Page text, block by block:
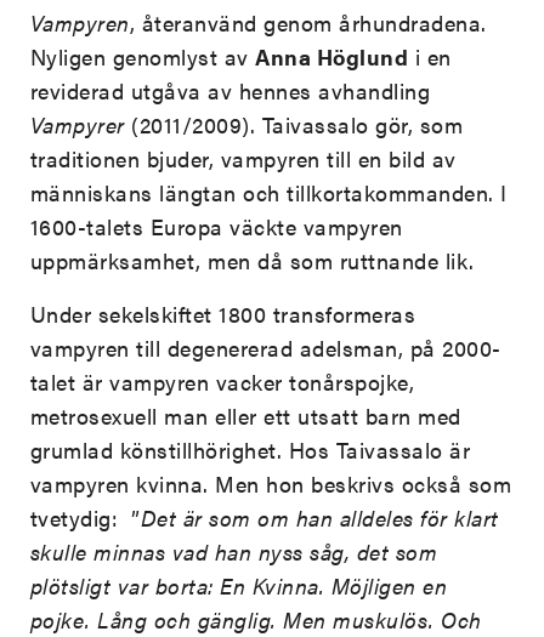
Vampyren, återanvänd genom århundradena.
Nyligen genomlyst avAnna Höglund i en
reviderad utgåva av hennes avhandling
Vampyrer (2011/2009). Taivassalo gör, som
traditionen bjuder, vampyren till en bild av
människans längtan och tillkortakommanden. I
1600-talets Europa väckte vampyren
uppmärksamhet, men då som ruttnande lik.
Under sekelskiftet 1800 transformeras
vampyren till degenererad adelsman, på 2000-
talet är vampyren vacker tonårspojke,
metrosexuell man eller ett utsatt barn med
grumlad könstillhörighet. Hos Taivassalo är
vampyren kvinna. Men hon beskrivs också som
tvetydig: ”Det är som om han alldeles för klart
skulle minnas vad han nyss såg, det som
plötsligt var borta: En Kvinna. Möjligen en
pojke. Lång och gänglig. Men muskulös. Och